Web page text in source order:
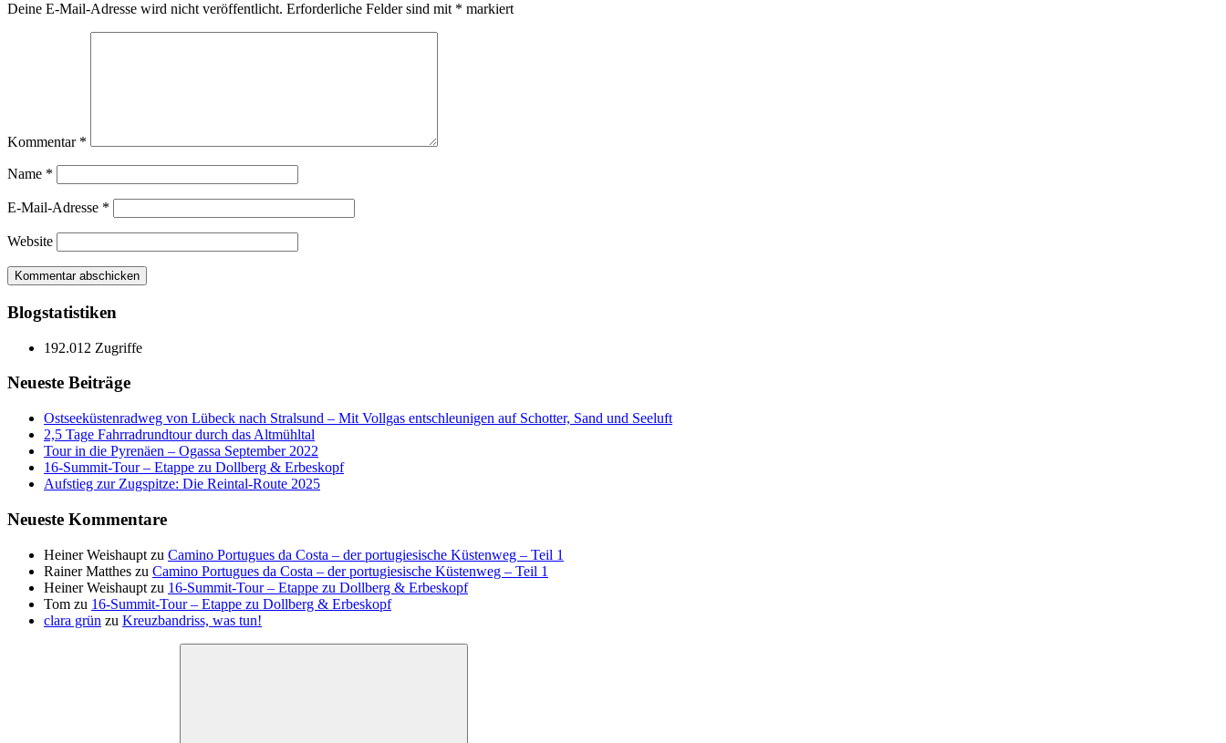
Deine E-Mail-Adresse wird nicht veröffentlicht. Erforderliche Felder sind mit * markiert
Kommentar *
Name *
E-Mail-Adresse *
Website
Blogstatistiken
192.012 Zugriffe
Neueste Beiträge
Ostseeküstenradweg von Lübeck nach Stralsund – Mit Vollgas entschleunigen auf Schotter, Sand und Seeluft
2,5 Tage Fahrradrundtour durch das Altmühltal
Tour in die Pyrenäen – Ogassa September 2022
16‑Summit‑Tour – Etappe zu Dollberg & Erbeskopf
Aufstieg zur Zugspitze: Die Reintal-Route 2025
Neueste Kommentare
Heiner Weishaupt zu Camino Portugues da Costa – der portugiesische Küstenweg – Teil 1
Rainer Matthes zu Camino Portugues da Costa – der portugiesische Küstenweg – Teil 1
Heiner Weishaupt zu 16‑Summit‑Tour – Etappe zu Dollberg & Erbeskopf
Tom zu 16‑Summit‑Tour – Etappe zu Dollberg & Erbeskopf
clara grün zu Kreuzbandriss, was tun!